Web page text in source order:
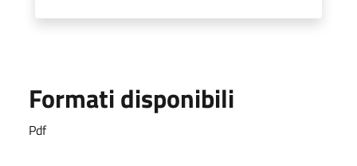
Formati disponibili
Pdf